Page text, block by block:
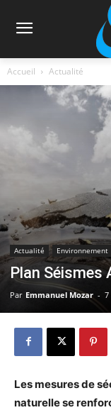
Accueil Actualité
Actualité Environnement
Plan Séismes
Par Emmanuel Mozar - 7
Les mesures de
naturelle se